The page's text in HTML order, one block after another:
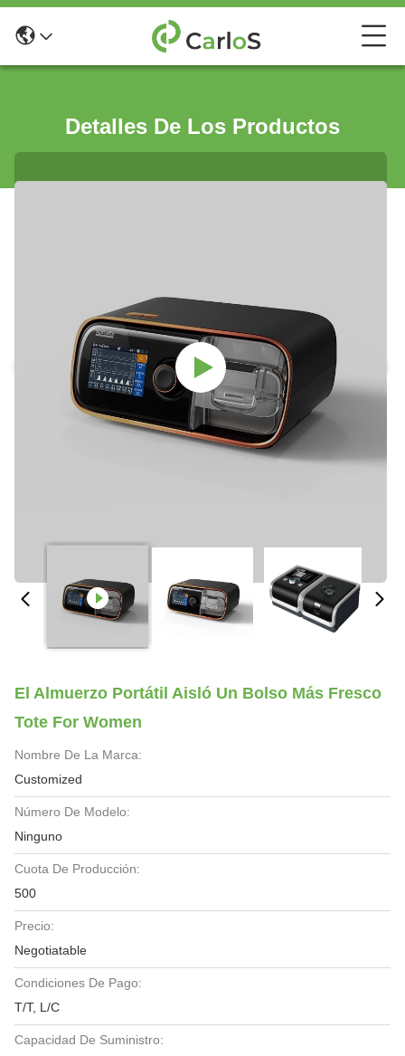
Detalles De Los Productos
El Almuerzo Portátil Aisló Un Bolso Más Fresco
Tote For Women
Nombre De La Marca:
Customized
Número De Modelo:
Ninguno
Cuota De Producción:
500
Precio:
Negotiatable
Condiciones De Pago:
T/T, L/C
Capacidad De Suministro: